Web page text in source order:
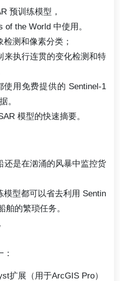
预训练模型，
the World 中使用。
测和像素分类；
来执行连贯的变化检测和特
用免费提供的 Sentinel-1
。
模型的快速摘要。
还是在汹涌的风暴中监控货
模型都可以省去利用 Sentin
舶的繁琐任务。
扩展（用于ArcGIS Pro）